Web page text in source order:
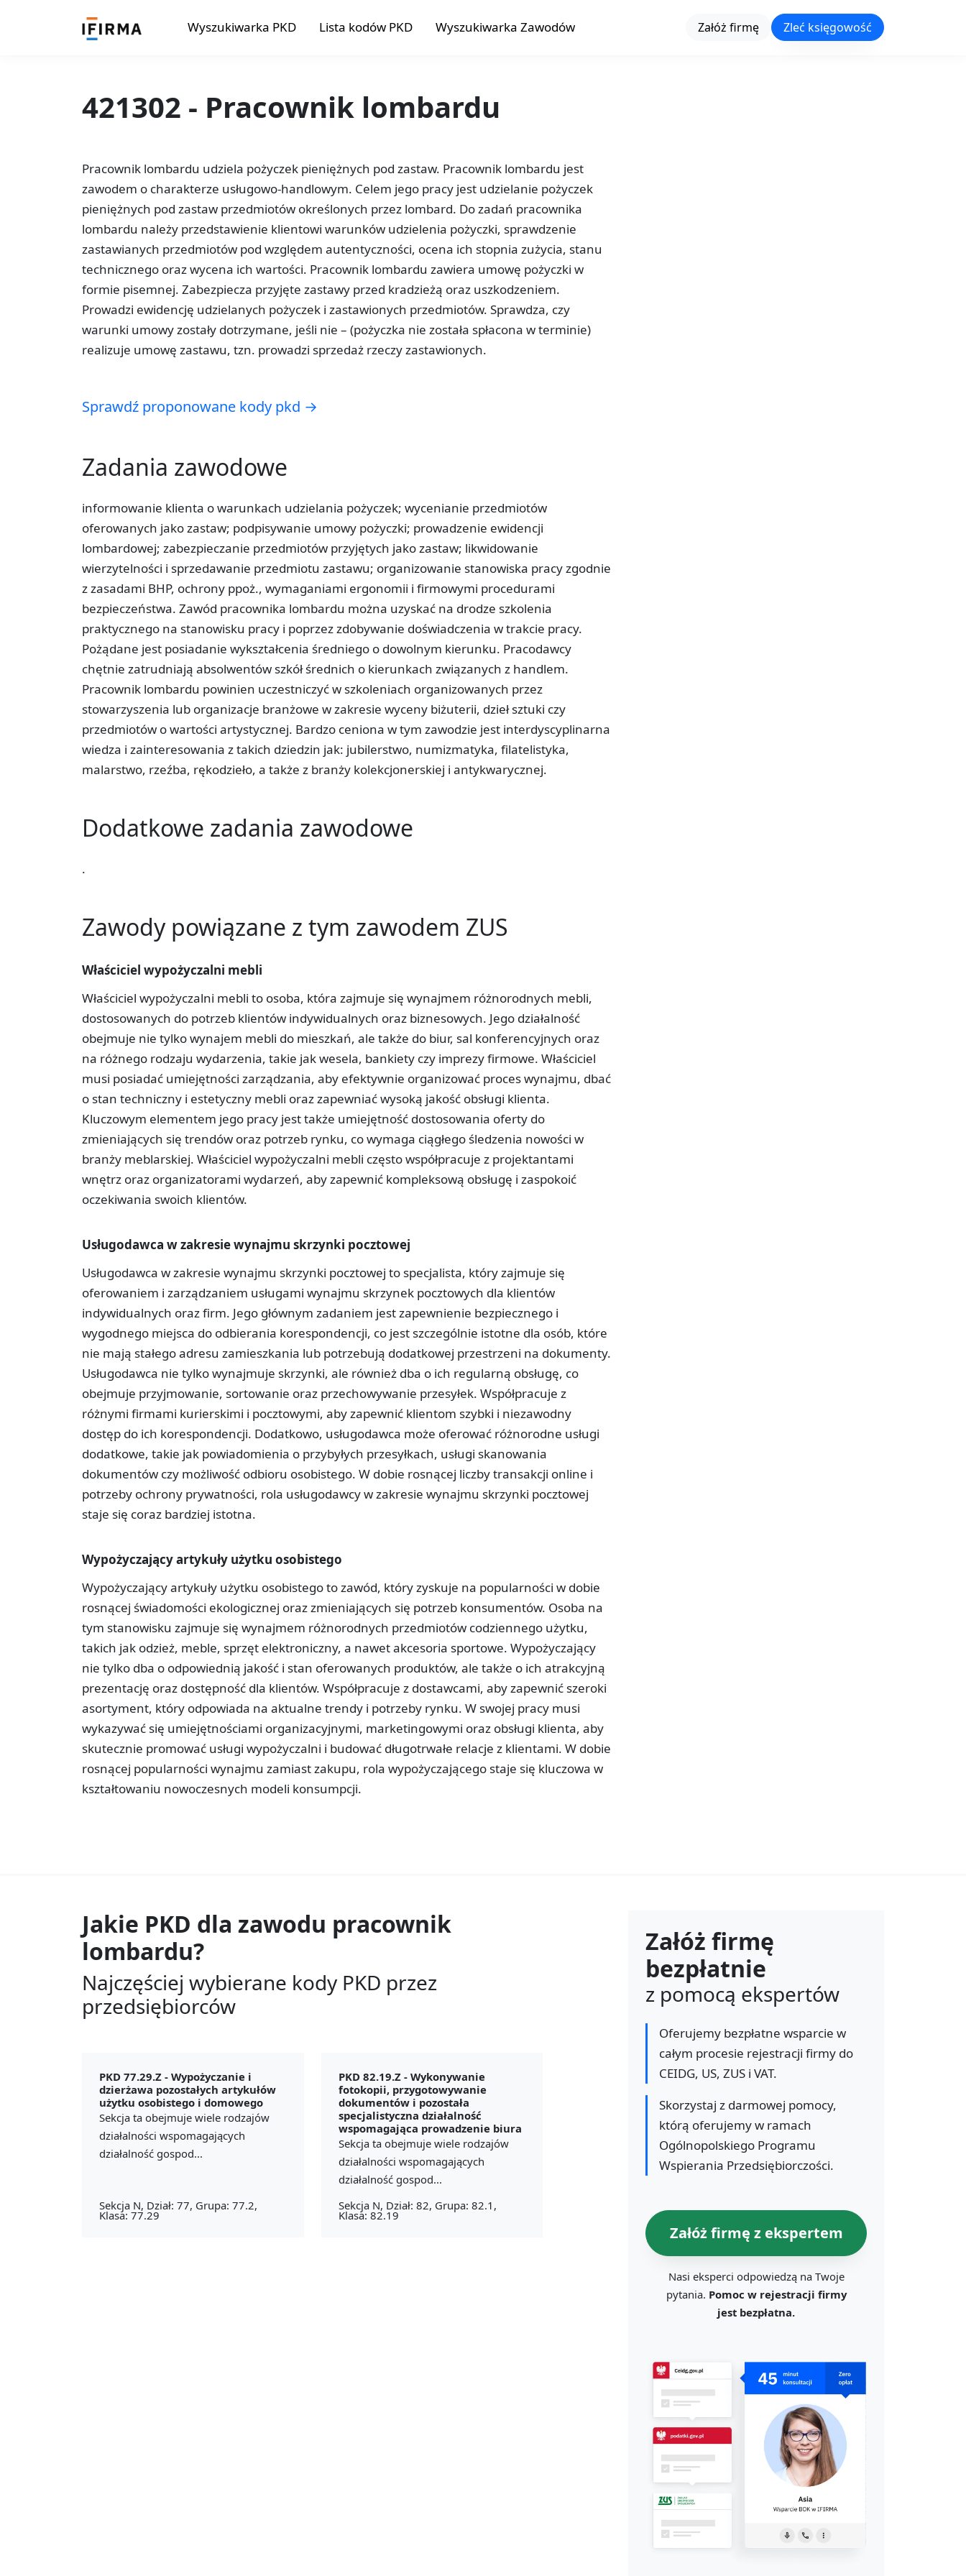
Wyszukiwarka PKD Lista kodów PKD Wyszukiwarka Zawodów Załóż firmę Zleć księgowość
421302 - Pracownik lombardu
Pracownik lombardu udziela pożyczek pieniężnych pod zastaw. Pracownik lombardu jest
zawodem o charakterze usługowo-handlowym. Celem jego pracy jest udzielanie pożyczek
pieniężnych pod zastaw przedmiotów określonych przez lombard. Do zadań pracownika
lombardu należy przedstawienie klientowi warunków udzielenia pożyczki, sprawdzenie
zastawianych przedmiotów pod względem autentyczności, ocena ich stopnia zużycia, stanu
technicznego oraz wycena ich wartości. Pracownik lombardu zawiera umowę pożyczki w
formie pisemnej. Zabezpiecza przyjęte zastawy przed kradzieżą oraz uszkodzeniem.
Prowadzi ewidencję udzielanych pożyczek i zastawionych przedmiotów. Sprawdza, czy
warunki umowy zostały dotrzymane, jeśli nie – (pożyczka nie została spłacona w terminie)
realizuje umowę zastawu, tzn. prowadzi sprzedaż rzeczy zastawionych.
Sprawdź proponowane kody pkd →
Zadania zawodowe
informowanie klienta o warunkach udzielania pożyczek; wycenianie przedmiotów
oferowanych jako zastaw; podpisywanie umowy pożyczki; prowadzenie ewidencji
lombardowej; zabezpieczanie przedmiotów przyjętych jako zastaw; likwidowanie
wierzytelności i sprzedawanie przedmiotu zastawu; organizowanie stanowiska pracy zgodnie
z zasadami BHP, ochrony ppoż., wymaganiami ergonomii i firmowymi procedurami
bezpieczeństwa. Zawód pracownika lombardu można uzyskać na drodze szkolenia
praktycznego na stanowisku pracy i poprzez zdobywanie doświadczenia w trakcie pracy.
Pożądane jest posiadanie wykształcenia średniego o dowolnym kierunku. Pracodawcy
chętnie zatrudniają absolwentów szkół średnich o kierunkach związanych z handlem.
Pracownik lombardu powinien uczestniczyć w szkoleniach organizowanych przez
stowarzyszenia lub organizacje branżowe w zakresie wyceny biżuterii, dzieł sztuki czy
przedmiotów o wartości artystycznej. Bardzo ceniona w tym zawodzie jest interdyscyplinarna
wiedza i zainteresowania z takich dziedzin jak: jubilerstwo, numizmatyka, filatelistyka,
malarstwo, rzeźba, rękodzieło, a także z branży kolekcjonerskiej i antykwarycznej.
Dodatkowe zadania zawodowe
.
Zawody powiązane z tym zawodem ZUS
Właściciel wypożyczalni mebli
Właściciel wypożyczalni mebli to osoba, która zajmuje się wynajmem różnorodnych mebli,
dostosowanych do potrzeb klientów indywidualnych oraz biznesowych. Jego działalność
obejmuje nie tylko wynajem mebli do mieszkań, ale także do biur, sal konferencyjnych oraz
na różnego rodzaju wydarzenia, takie jak wesela, bankiety czy imprezy firmowe. Właściciel
musi posiadać umiejętności zarządzania, aby efektywnie organizować proces wynajmu, dbać
o stan techniczny i estetyczny mebli oraz zapewniać wysoką jakość obsługi klienta.
Kluczowym elementem jego pracy jest także umiejętność dostosowania oferty do
zmieniających się trendów oraz potrzeb rynku, co wymaga ciągłego śledzenia nowości w
branży meblarskiej. Właściciel wypożyczalni mebli często współpracuje z projektantami
wnętrz oraz organizatorami wydarzeń, aby zapewnić kompleksową obsługę i zaspokoić
oczekiwania swoich klientów.
Usługodawca w zakresie wynajmu skrzynki pocztowej
Usługodawca w zakresie wynajmu skrzynki pocztowej to specjalista, który zajmuje się
oferowaniem i zarządzaniem usługami wynajmu skrzynek pocztowych dla klientów
indywidualnych oraz firm. Jego głównym zadaniem jest zapewnienie bezpiecznego i
wygodnego miejsca do odbierania korespondencji, co jest szczególnie istotne dla osób, które
nie mają stałego adresu zamieszkania lub potrzebują dodatkowej przestrzeni na dokumenty.
Usługodawca nie tylko wynajmuje skrzynki, ale również dba o ich regularną obsługę, co
obejmuje przyjmowanie, sortowanie oraz przechowywanie przesyłek. Współpracuje z
różnymi firmami kurierskimi i pocztowymi, aby zapewnić klientom szybki i niezawodny
dostęp do ich korespondencji. Dodatkowo, usługodawca może oferować różnorodne usługi
dodatkowe, takie jak powiadomienia o przybyłych przesyłkach, usługi skanowania
dokumentów czy możliwość odbioru osobistego. W dobie rosnącej liczby transakcji online i
potrzeby ochrony prywatności, rola usługodawcy w zakresie wynajmu skrzynki pocztowej
staje się coraz bardziej istotna.
Wypożyczający artykuły użytku osobistego
Wypożyczający artykuły użytku osobistego to zawód, który zyskuje na popularności w dobie
rosnącej świadomości ekologicznej oraz zmieniających się potrzeb konsumentów. Osoba na
tym stanowisku zajmuje się wynajmem różnorodnych przedmiotów codziennego użytku,
takich jak odzież, meble, sprzęt elektroniczny, a nawet akcesoria sportowe. Wypożyczający
nie tylko dba o odpowiednią jakość i stan oferowanych produktów, ale także o ich atrakcyjną
prezentację oraz dostępność dla klientów. Współpracuje z dostawcami, aby zapewnić szeroki
asortyment, który odpowiada na aktualne trendy i potrzeby rynku. W swojej pracy musi
wykazywać się umiejętnościami organizacyjnymi, marketingowymi oraz obsługi klienta, aby
skutecznie promować usługi wypożyczalni i budować długotrwałe relacje z klientami. W dobie
rosnącej popularności wynajmu zamiast zakupu, rola wypożyczającego staje się kluczowa w
kształtowaniu nowoczesnych modeli konsumpcji.
Jakie PKD dla zawodu pracownik
lombardu?
Najczęściej wybierane kody PKD przez
przedsiębiorców
PKD 77.29.Z - Wypożyczanie i
dzierżawa pozostałych artykułów
użytku osobistego i domowego
Sekcja ta obejmuje wiele rodzajów
działalności wspomagających
działalność gospod...
Sekcja N, Dział: 77, Grupa: 77.2,
Klasa: 77.29
PKD 82.19.Z - Wykonywanie
fotokopii, przygotowywanie
dokumentów i pozostała
specjalistyczna działalność
wspomagająca prowadzenie biura
Sekcja ta obejmuje wiele rodzajów
działalności wspomagających
działalność gospod...
Sekcja N, Dział: 82, Grupa: 82.1,
Klasa: 82.19
Załóż firmę
bezpłatnie
z pomocą ekspertów
Oferujemy bezpłatne wsparcie w
całym procesie rejestracji firmy do
CEIDG, US, ZUS i VAT.
Skorzystaj z darmowej pomocy,
którą oferujemy w ramach
Ogólnopolskiego Programu
Wspierania Przedsiębiorczości.
Załóż firmę z ekspertem
Nasi eksperci odpowiedzą na Twoje
pytania. Pomoc w rejestracji firmy
jest bezpłatna.